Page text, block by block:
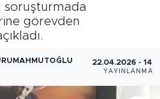
soruşturmada
görevden
22.04.2026 -
YAYINLANMA